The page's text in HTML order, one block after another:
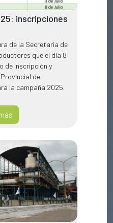
inscripciones
de la Secretaría de
que el día 8
de inscripción y
de
la campaña 2025.